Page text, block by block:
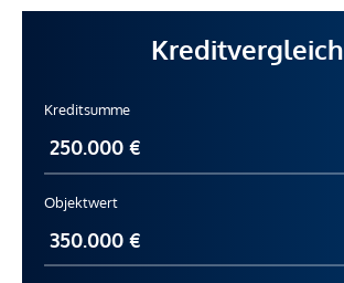
Kreditvergleich
Kreditsumme
Objektwert